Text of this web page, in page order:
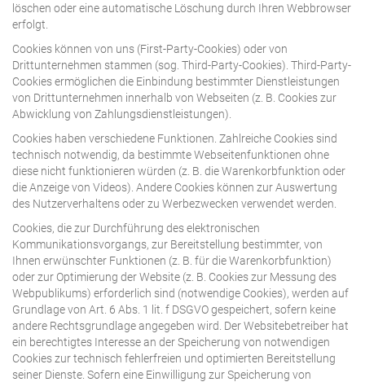
löschen oder eine automatische Löschung durch Ihren Webbrowser
erfolgt.
Cookies können von uns (First-Party-Cookies) oder von
Drittunternehmen stammen (sog. Third-Party-Cookies). Third-Party-
Cookies ermöglichen die Einbindung bestimmter Dienstleistungen
von Drittunternehmen innerhalb von Webseiten (z. B. Cookies zur
Abwicklung von Zahlungsdienstleistungen).
Cookies haben verschiedene Funktionen. Zahlreiche Cookies sind
technisch notwendig, da bestimmte Webseitenfunktionen ohne
diese nicht funktionieren würden (z. B. die Warenkorbfunktion oder
die Anzeige von Videos). Andere Cookies können zur Auswertung
des Nutzerverhaltens oder zu Werbezwecken verwendet werden.
Cookies, die zur Durchführung des elektronischen
Kommunikationsvorgangs, zur Bereitstellung bestimmter, von
Ihnen erwünschter Funktionen (z. B. für die Warenkorbfunktion)
oder zur Optimierung der Website (z. B. Cookies zur Messung des
Webpublikums) erforderlich sind (notwendige Cookies), werden auf
Grundlage von Art. 6 Abs. 1 lit. f DSGVO gespeichert, sofern keine
andere Rechtsgrundlage angegeben wird. Der Websitebetreiber hat
ein berechtigtes Interesse an der Speicherung von notwendigen
Cookies zur technisch fehlerfreien und optimierten Bereitstellung
seiner Dienste. Sofern eine Einwilligung zur Speicherung von